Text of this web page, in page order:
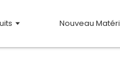
Nouveau